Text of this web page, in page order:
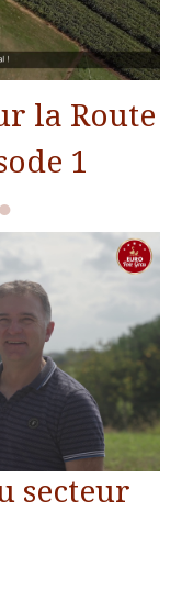
la Route
1
●
secteur